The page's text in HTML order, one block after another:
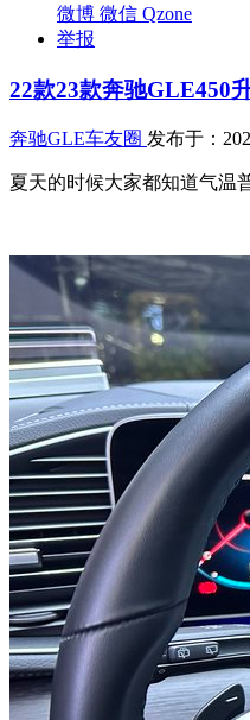
微博 微信 Qzone
举报
22款23款奔驰GLE450
奔驰GLE车友圈 发布于：
夏天的时候大家都知道气温